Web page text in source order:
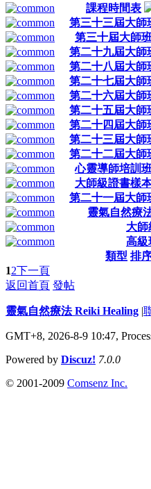
課程時間表
第三十三屆大師
第三十屆大師
第二十九屆大師
第二十八屆大師
第二十七屆大師
第二十六屆大師
第二十五屆大師
第二十四屆大師
第二十三屆大師
第二十二屆大師
心靈導師培訓
大師級證書樣
第二十一屆大師
靈氣自然療
大師
高級
類型 排
12下一頁
返回首頁 發帖
靈氣自然療法 Reiki Healing |
GMT+8, 2026-8-9 10:47,
Powered by Discuz! 7.0.0
© 2001-2009 Comsenz Inc.